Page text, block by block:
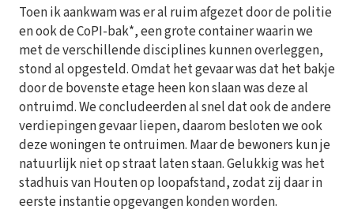
Toen ik aankwam was er al ruim afgezet door de politie
en ook de CoPI-bak*, een grote container waarin we
met de verschillende disciplines kunnen overleggen,
stond al opgesteld. Omdat het gevaar was dat het bakje
door de bovenste etage heen kon slaan was deze al
ontruimd. We concludeerden al snel dat ook de andere
verdiepingen gevaar liepen, daarom besloten we ook
deze woningen te ontruimen. Maar de bewoners kun je
natuurlijk niet op straat laten staan. Gelukkig was het
stadhuis van Houten op loopafstand, zodat zij daar in
eerste instantie opgevangen konden worden.